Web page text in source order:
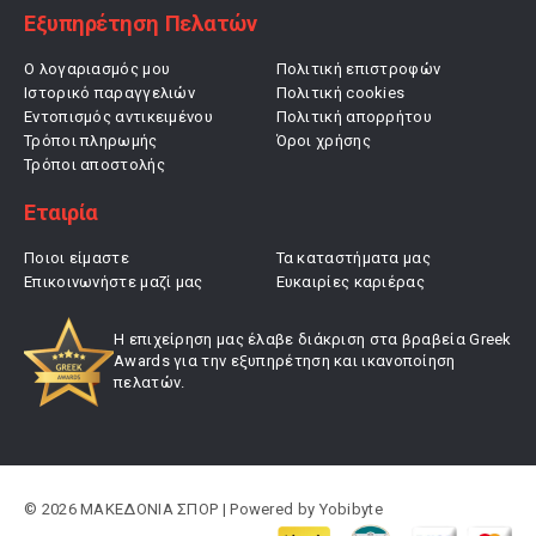
Εξυπηρέτηση Πελατών
Ο λογαριασμός μου
Ιστορικό παραγγελιών
Εντοπισμός αντικειμένου
Τρόποι πληρωμής
Τρόποι αποστολής
Πολιτική επιστροφών
Πολιτική cookies
Πολιτική απορρήτου
Όροι χρήσης
Εταιρία
Ποιοι είμαστε
Επικοινωνήστε μαζί μας
Τα καταστήματα μας
Ευκαιρίες καριέρας
Η επιχείρηση μας έλαβε διάκριση στα βραβεία Greek
Awards για την εξυπηρέτηση και ικανοποίηση
πελατών.
© 2026 ΜΑΚΕΔΟΝΙΑ ΣΠΟΡ | Powered by Yobibyte